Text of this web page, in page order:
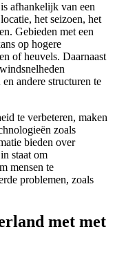
afhankelijk van een
het seizoen, het
Gebieden met een
op hogere
of heuvels. Daarnaast
andere structuren te
te verbeteren, maken
zoals
bieden over
staat om
mensen te
problemen, zoals
met met